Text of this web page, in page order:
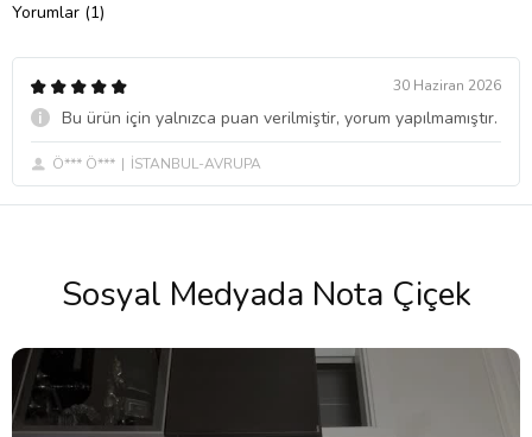
Yorumlar (1)
30 Haziran 2026
Bu ürün için yalnızca puan verilmiştir, yorum yapılmamıştır.
Ö*** Ö*** İSTANBUL-AVRUPA
Sosyal Medyada Nota Çiçek